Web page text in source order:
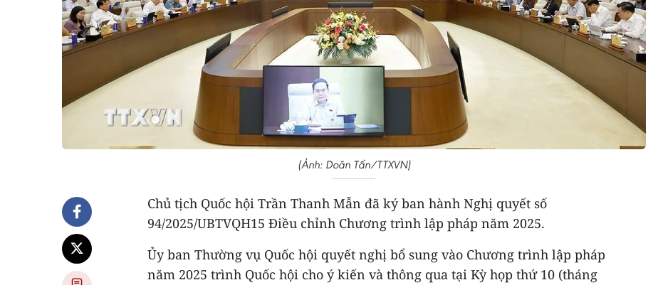
(Ảnh: Doãn Tấn/TTXVN)
Chủ tịch Quốc hội Trần Thanh Mẫn đã ký ban hành Nghị quyết số
94/2025/UBTVQH15 Điều chỉnh Chương trình lập pháp năm 2025.
Ủy ban Thường vụ Quốc hội quyết nghị bổ sung vào Chương trình lập pháp
năm 2025 trình Quốc hội cho ý kiến và thông qua tại Kỳ họp thứ 10 (tháng